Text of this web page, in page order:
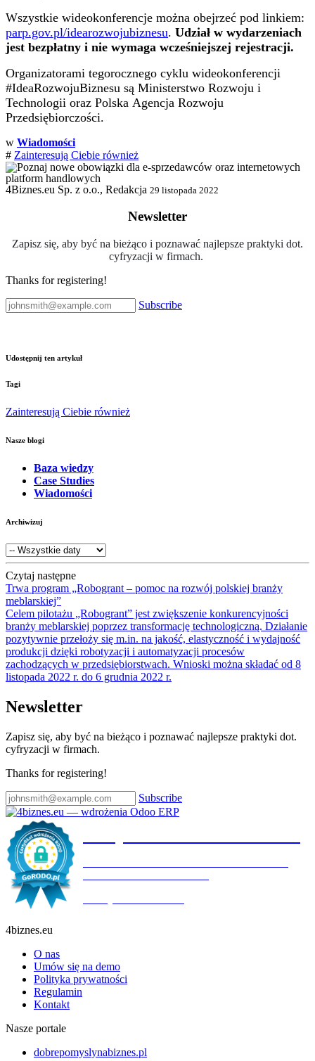
Wszystkie wideokonferencje można obejrzeć pod linkiem:
parp.gov.pl/idearozwojubiznesu. Udział w wydarzeniach
jest bezpłatny i nie wymaga wcześniejszej rejestracji.
Organizatorami tegorocznego cyklu wideokonferencji
#IdeaRozwojuBiznesu są Ministerstwo Rozwoju i
Technologii oraz Polska Agencja Rozwoju
Przedsiębiorczości.
w Wiadomości
# Zainteresują Ciebie również
4Biznes.eu Sp. z o.o., Redakcja 29 listopada 2022
Newsletter
Zapisz się, aby być na bieżąco i poznawać najlepsze praktyki dot.
cyfryzacji w firmach.
Thanks for registering!
Subscribe
Udostępnij ten artykuł
Tagi
Zainteresują Ciebie również
Nasze blogi
Baza wiedzy
Case Studies
Wiadomości
Archiwizuj
Czytaj następne
Trwa program „Robogrant – pomoc na rozwój polskiej branży
meblarskiej”
Celem pilotażu „Robogrant” jest zwiększenie konkurencyjności
branży meblarskiej poprzez transformację technologiczną. Działanie
pozytywnie przełoży się m.in. na jakość, elastyczność i wydajność
produkcji dzięki robotyzacji i automatyzacji procesów
zachodzących w przedsiębiorstwach. Wnioski można składać od 8
listopada 2022 r. do 6 grudnia 2022 r.
Newsletter
Zapisz się, aby być na bieżąco i poznawać najlepsze praktyki dot.
cyfryzacji w firmach.
Thanks for registering!
Subscribe
4biznes.eu
O nas
Umów się na demo
Polityka prywatności
Regulamin
Kontakt
Nasze portale
dobrepomyslynabiznes.pl